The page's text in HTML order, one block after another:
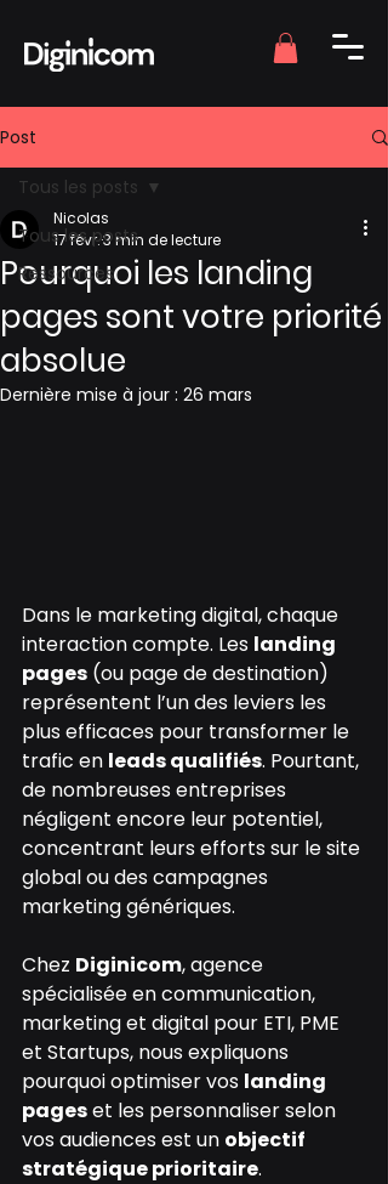
Post
Tous les posts
Ressources
Tous les posts
Pourquoi les landing
pages sont votre priorité
absolue
Nicolas
17 févr.3 min de lecture
Dernière mise à jour : 26 mars
Dans le marketing digital, chaque
interaction compte. Les landing
pages (ou page de destination)
représentent l’un des leviers les
plus efficaces pour transformer le
trafic en leads qualifiés. Pourtant,
de nombreuses entreprises
négligent encore leur potentiel,
concentrant leurs efforts sur le site
global ou des campagnes
marketing génériques.
Chez Diginicom, agence
spécialisée en communication,
marketing et digital pour ETI, PME
et Startups, nous expliquons
pourquoi optimiser vos landing
pages et les personnaliser selon
vos audiences est un objectif
stratégique prioritaire.